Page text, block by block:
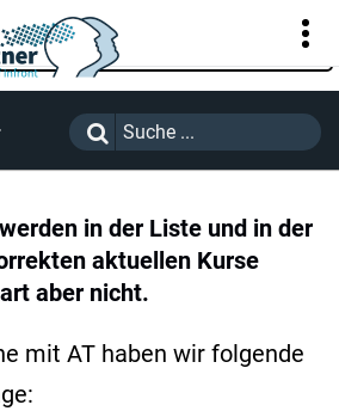
KUNDENPORTAL
in der Liste und in der
aktuellen Kurse
aber nicht.
mit AT haben wir folgende